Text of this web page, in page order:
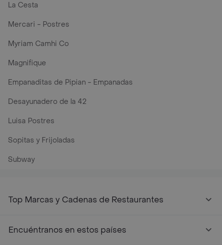
La Cesta
Mercari - Postres
Myriam Camhi Co
Magnifique
Empanaditas de Pipian - Empanadas
Desayunadero de la 42
Luisa Postres
Sopitas y Frijoladas
Subway
Top Marcas y Cadenas de Restaurantes
Encuéntranos en estos países